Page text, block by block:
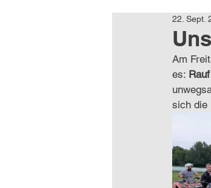
22. Sept.
Am
es:
sich die